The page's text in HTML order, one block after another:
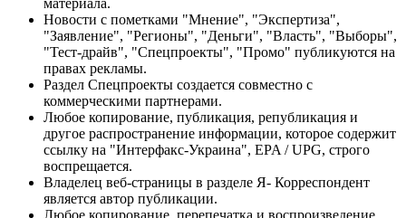
Новости с пометками "Мнение", "Экспертиза",
"Заявление", "Регионы", "Деньги", "Власть", "Выборы",
"Тест-драйв", "Спецпроекты", "Промо" публикуются на
правах рекламы.
Раздел Спецпроекты создается совместно с
коммерческими партнерами.
Любое копирование, публикация, републикация и
другое распространение информации, которое содержит
ссылку на "Интерфакс-Украина", EPA / UPG, строго
воспрещается.
Владелец веб-страницы в разделе Я- Корреспондент
является автор публикации.
Любое копирование, перепечатка и воспроизведение